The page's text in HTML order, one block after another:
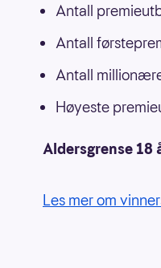
Antall
Antall
Antall
Høyeste
Aldersgrense 18
Les mer om